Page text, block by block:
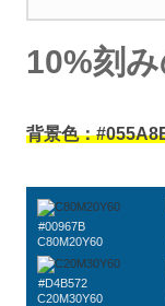
10%刻
背景色：
#00967B
C80M20Y60
#D4B572
C20M30Y60